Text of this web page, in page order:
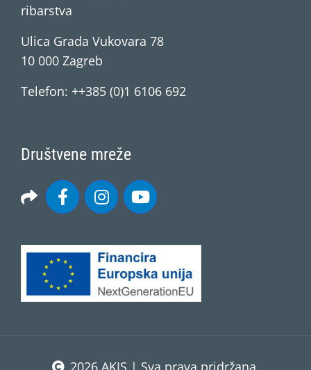
ribarstva
Ulica Grada Vukovara 78
10 000 Zagreb
Telefon: ++385 (0)1 6106 692
Društvene mreže
2026 AKIS | Sva prava pridržana.